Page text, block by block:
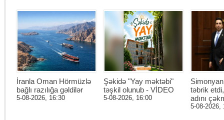
İranla Oman Hörmüzlə
bağlı razılığa gəldilər
5-08-2026, 16:30
Şəkidə "Yay məktəbi"
təşkil olunub - VİDEO
5-08-2026, 16:00
təbrik
adını
5-08-2026,